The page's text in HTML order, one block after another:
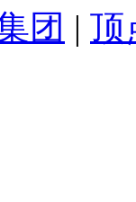
团 | 顶